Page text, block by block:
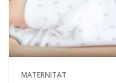
MATERNITAT